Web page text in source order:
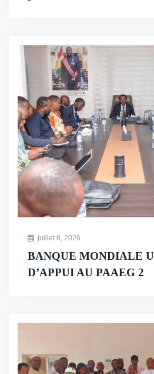
juillet 8, 2026
BANQUE MONDIALE
D’APPUI AU PAAEG 2